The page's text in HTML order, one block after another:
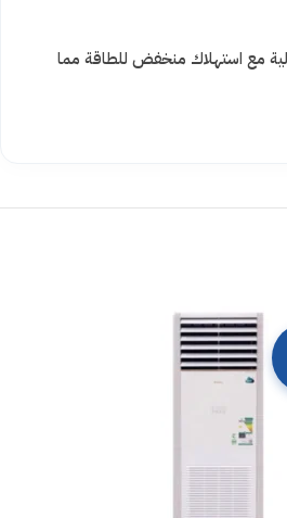
مع استهلاك منخفض للطاقة مما